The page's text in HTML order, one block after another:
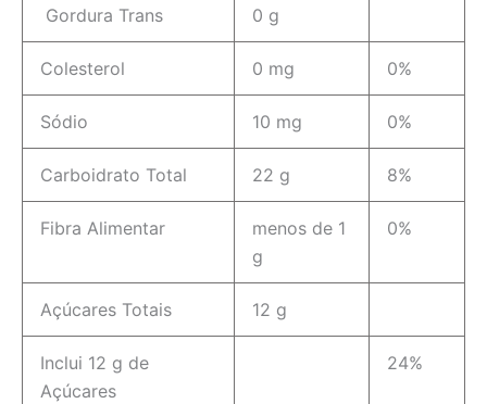
Gordura Trans 0 g
Colesterol 0 mg 0%
Sódio 10 mg 0%
Carboidrato Total 22 g 8%
Fibra Alimentar
menos de 1
g
0%
Açúcares Totais 12 g
Inclui 12 g de
Açúcares
24%